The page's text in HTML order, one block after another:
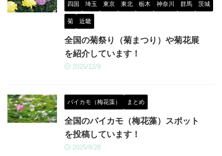
四国 埼玉 東京 東北 栃木 神奈川 群馬 茨城
菊 近畿
全国の菊祭り（菊まつり）や菊花展
を紹介しています！
2025/12/9
バイカモ（梅花藻） まとめ
全国のバイカモ（梅花藻）スポット
を投稿しています！
2025/8/28